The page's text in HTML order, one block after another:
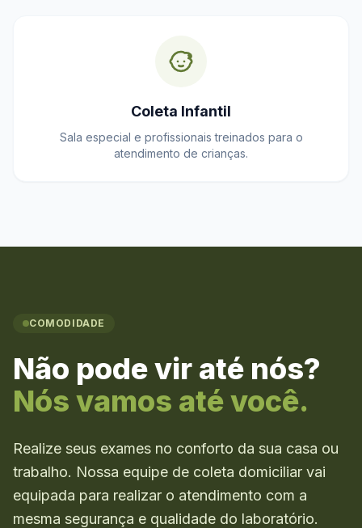
Coleta Infantil
Sala especial e profissionais treinados para o
atendimento de crianças.
COMODIDADE
Não pode vir até nós?
Nós vamos até você.
Realize seus exames no conforto da sua casa ou
trabalho. Nossa equipe de coleta domiciliar vai
equipada para realizar o atendimento com a
mesma segurança e qualidade do laboratório.